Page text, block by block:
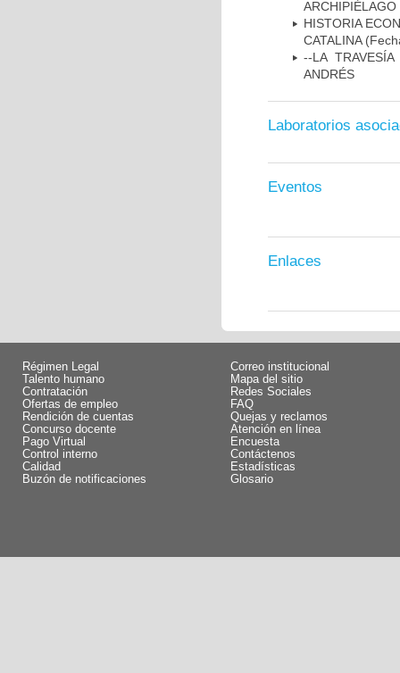
HISTORIA
CATALINA
--LA
ANDRÉS
Laboratorios
Eventos
Enlaces
Régimen Legal
Talento humano
Contratación
Ofertas de empleo
Rendición de cuentas
Concurso docente
Pago Virtual
Control interno
Calidad
Buzón de notificaciones
Correo institucional
Mapa del sitio
Redes Sociales
FAQ
Quejas y reclamos
Atención en línea
Encuesta
Contáctenos
Estadísticas
Glosario